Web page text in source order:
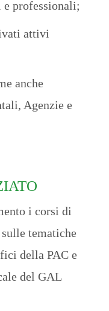
professionali;
attivi
anche
Agenzie e
i corsi di
tematiche
della PAC e
del GAL